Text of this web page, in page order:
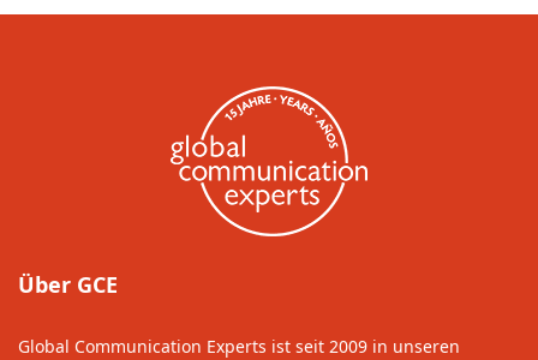
Über GCE
Global Communication Experts ist seit 2009 in unseren